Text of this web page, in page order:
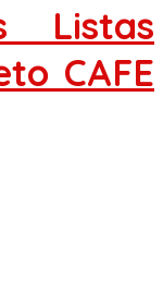
Listas
CAFE